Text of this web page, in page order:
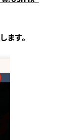
す。